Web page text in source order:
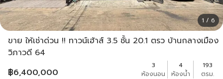
1 / 6
ขาย ให้เช่าด่วน !! ทาวน์เฮ้าส์ 3.5 ชั้น 20.1 ตรว บ้านกลางเมือง
วิภาวดี 64
฿6,400,000
3
ห้องนอน
4
ห้องน้ำ
193
ตรม.